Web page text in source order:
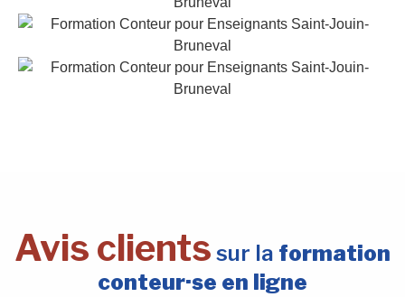
Avis clients sur la formation
conteur·se en ligne